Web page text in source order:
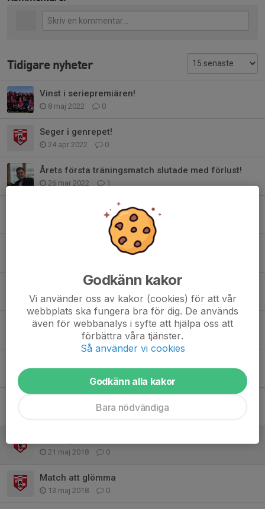
Tidigare nyheter
Vinst i seriepremiären!
8 maj 2022 0
Seger i genrepet!
24 apr 2022 0
Årets första träningsmatch slutade med förlust!
26 mar 2022 1
Premiär måndag 10:e januari!
FBK 3 säsong 2022
"Juniorspel" blev till förlust
8 maj 2019 0
Första 20 gav premiärseger
28 apr 2019 0
0
21 maj 2018 0
Match att glömma
13 maj 2018 0
Godkänn kakor
Vi använder oss av kakor (cookies) för att vår
webbplats ska fungera bra för dig. De används
även för webbanalys i syfte att hjälpa oss att
förbättra våra tjänster.
Så använder vi cookies
Godkänn alla kakor
Bara nödvändiga